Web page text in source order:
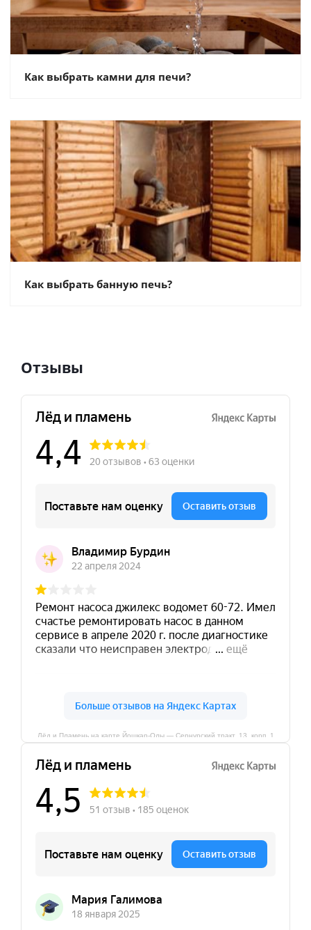
Как выбрать камни для печи?
Как выбрать банную печь?
Отзывы
Лёд и Пламень на карте Йошкар‑Олы — Сернурский тракт, 13, корп. 1